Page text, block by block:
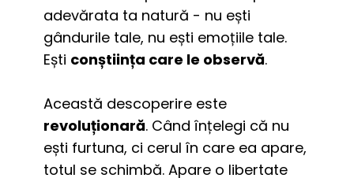
adevărata ta natură - nu ești
gândurile tale, nu ești emoțiile tale.
Ești conștiința care le observă.
revoluționară. Când înțelegi că nu
ești furtuna, ci cerul în care ea apare,
totul se schimbă. Apare o libertate